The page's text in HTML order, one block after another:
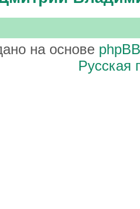
на основе phpBB
Русская